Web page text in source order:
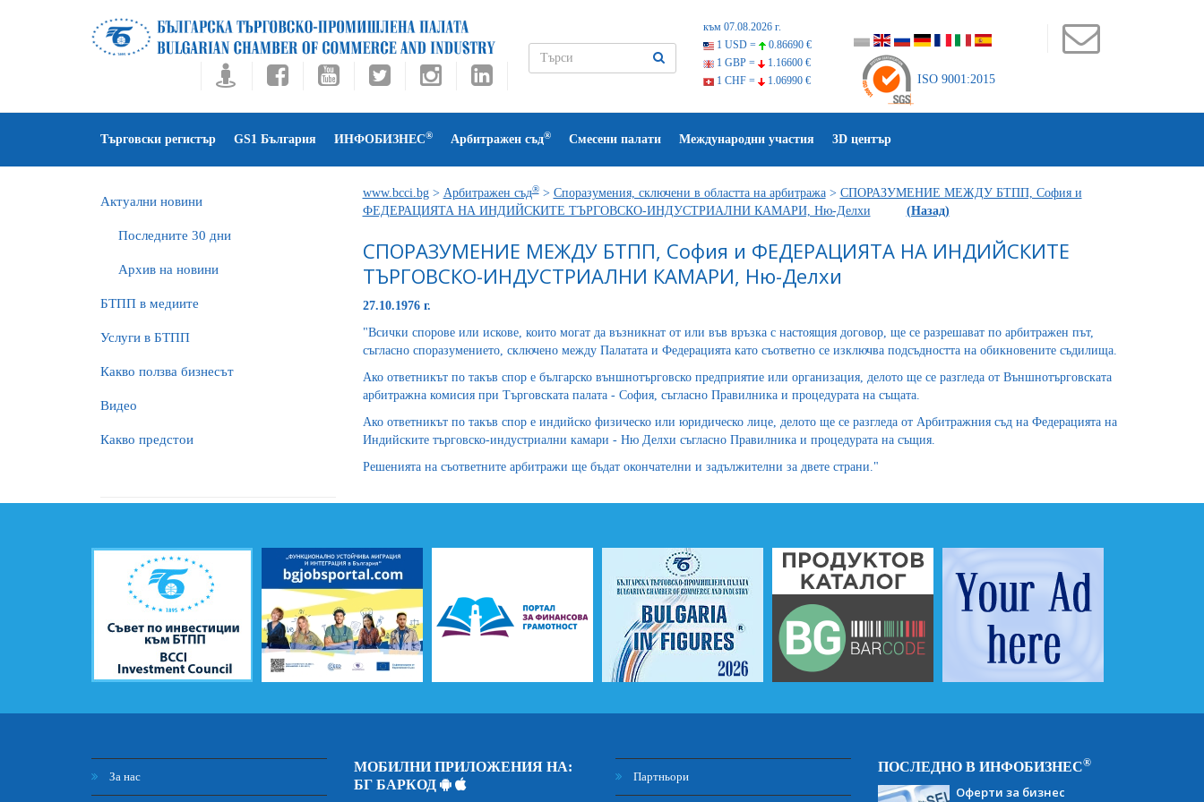
към 07.08.2026 г.
1 USD =
0.86690 €
1 GBP =
1.16600 €
1 CHF =
1.06990 € ISO 9001:2015
Търговски регистър GS1 България ИНФОБИЗНЕС® Арбитражен съд® Смесени палати Международни участия 3D център
Актуални новини
Последните 30 дни
Архив на новини
БTПП в медиите
Услуги в БТПП
Какво ползва бизнесът
Видео
Какво предстои
www.bcci.bg> Арбитражен съд®> Споразумения, сключени в областта на арбитража> СПОРАЗУМЕНИЕ МЕЖДУ БТПП, София и
ФЕДЕРАЦИЯТА НА ИНДИЙСКИТЕ ТЪРГОВСКО-ИНДУСТРИАЛНИ КАМАРИ, Ню-Делхи
(Назад)
СПОРАЗУМЕНИЕ МЕЖДУ БТПП, София и ФЕДЕРАЦИЯТА НА ИНДИЙСКИТЕ
ТЪРГОВСКО-ИНДУСТРИАЛНИ КАМАРИ, Ню-Делхи
27.10.1976 г.
"Всички спорове или искове, които могат да възникнат от или във връзка с настоящия договор, ще се разрешават по арбитражен път,
съгласно споразумението, сключено между Палатата и Федерацията като съответно се изключва подсъдността на обикновените съдилища.
Ако ответникът по такъв спор е българско външнотърговско предприятие или организация, делото ще се разгледа от Външнотърговската
арбитражна комисия при Търговската палата - София, съгласно Правилника и процедурата на същата.
Ако ответникът по такъв спор е индийско физическо или юридическо лице, делото ще се разгледа от Арбитражния съд на Федерацията на
Индийските търговско-индустриални камари - Ню Делхи съгласно Правилника и процедурата на същия.
Решенията на съответните арбитражи ще бъдат окончателни и задължителни за двете страни."
За нас
МОБИЛНИ ПРИЛОЖЕНИЯ НА:
БГ БАРКОД
Партньори
ПОСЛЕДНО В ИНФОБИЗНЕС®
Оферти за бизнес